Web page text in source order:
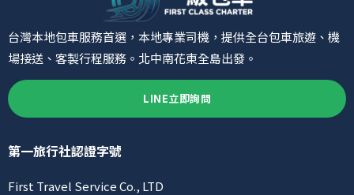
台灣本地包車服務首選，本地專業司機，提供全台包車旅遊、機
場接送、客製行程服務。北中南花東全島出發。
LINE立即詢問
第一旅行社認證字號
First Travel Service Co., LTD